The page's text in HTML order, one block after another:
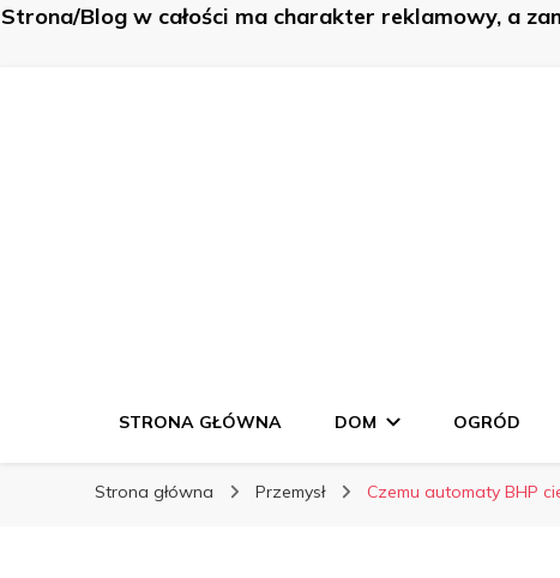
Strona/Blog w całości ma charakter reklamowy, a
K-Budowa
STRONA GŁÓWNA DOM OGRÓD
Strona główna Przemysł Czemu automaty BHP